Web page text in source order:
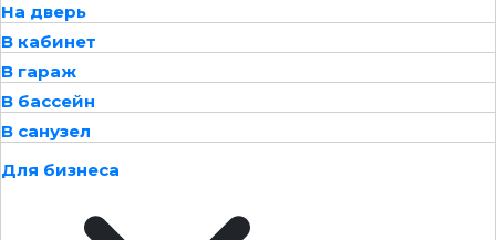
На дверь
В кабинет
В гараж
В бассейн
В санузел
Для бизнеса